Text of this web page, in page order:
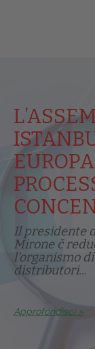
Il presidente
Mirone č
l'organismo
distributori...
Approfondisci >